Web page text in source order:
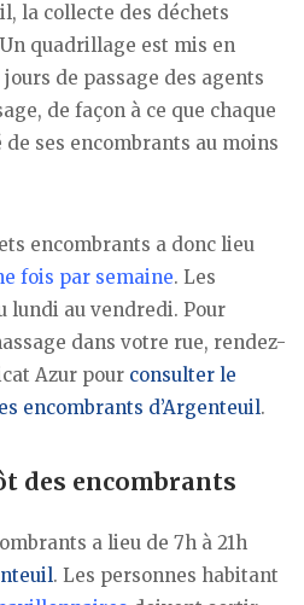
la collecte des déchets
quadrillage est mis en
de passage des agents
de façon à ce que chaque
ses encombrants au moins
encombrants a donc lieu
fois par semaine. Les
lundi au vendredi. Pour
dans votre rue, rendez-
Azur pour consulter le
encombrants d’Argenteuil.
des encombrants
a lieu de 7h à 21h
. Les personnes habitant